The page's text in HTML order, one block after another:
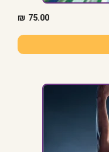
75.00
₪